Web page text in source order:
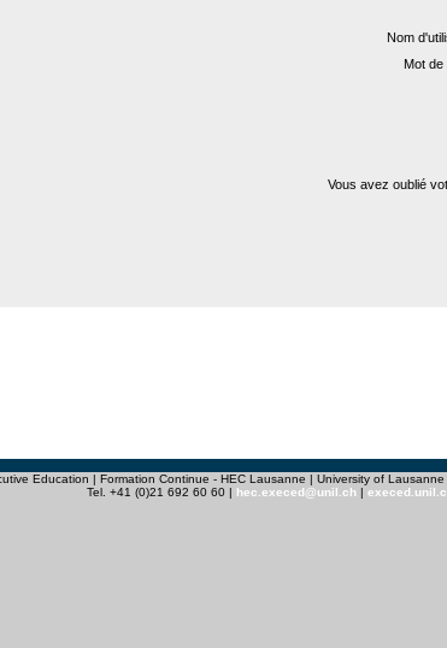
Nom
Mot de
Vous avez oublié
Education | Formation Continue - HEC Lausanne | University of
Tel. +41 (0)21 692 60 60 | hec.execed@unil.ch|